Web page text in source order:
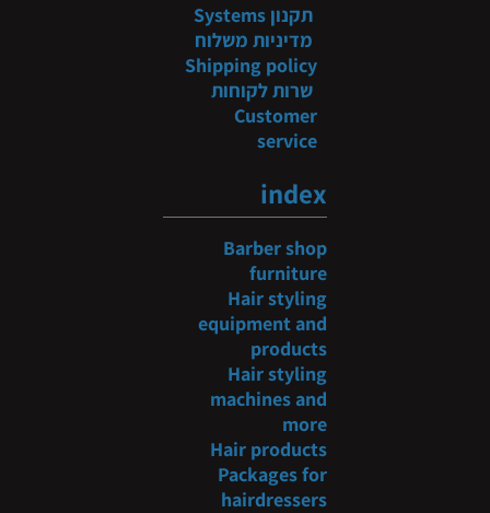
תקנון Systems
מדיניות משלוח
Shipping policy
שרות לקוחות
Customer
service
index
Barber shop
furniture
Hair styling
equipment and
products
Hair styling
machines and
more
Hair products
Packages for
hairdressers